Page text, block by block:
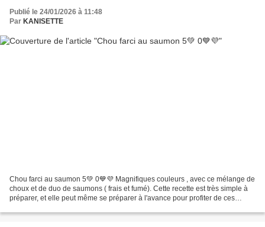
Publié le 24/01/2026 à 11:48
Par KANISETTE
Chou farci au saumon 5💚 0💙💜 Magnifiques couleurs , avec ce mélange de
choux et de duo de saumons ( frais et fumé). Cette recette est très simple à
préparer, et elle peut même se préparer à l'avance pour profiter de ces